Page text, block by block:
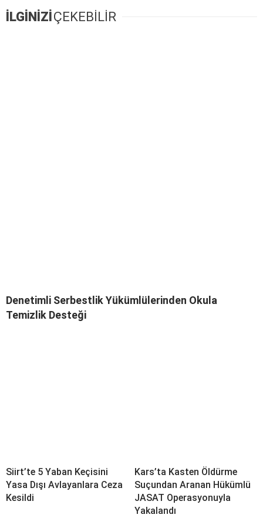
İLGİNİZİÇEKEBİLİR
Denetimli Serbestlik Yükümlülerinden Okula
Temizlik Desteği
Siirt’te 5 Yaban Keçisini
Yasa Dışı Avlayanlara Ceza
Kesildi
Kars’ta Kasten Öldürme
Suçundan Aranan Hükümlü
JASAT Operasyonuyla
Yakalandı